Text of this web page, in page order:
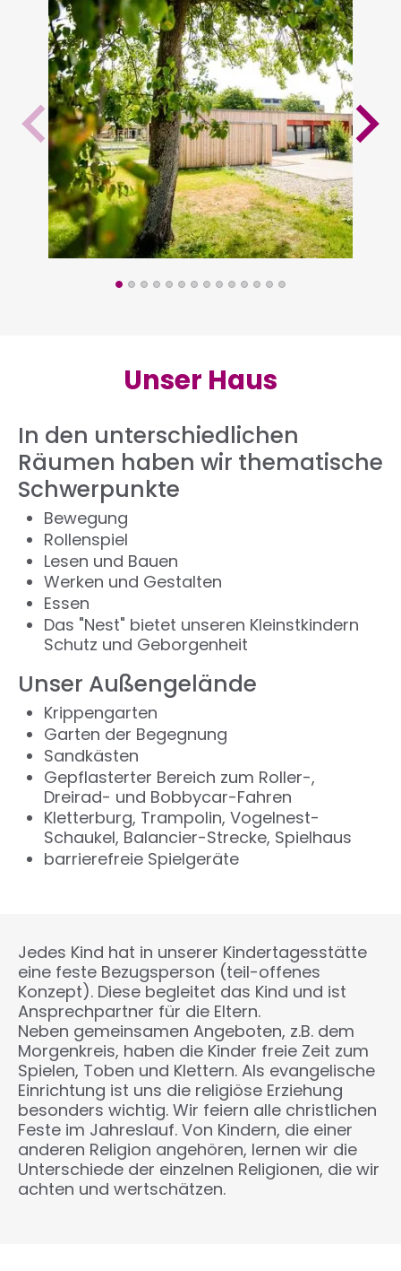
Unser Haus
In den unterschiedlichen
Räumen haben wir thematische
Schwerpunkte
Bewegung
Rollenspiel
Lesen und Bauen
Werken und Gestalten
Essen
Das "Nest" bietet unseren Kleinstkindern
Schutz und Geborgenheit
Unser Außengelände
Krippengarten
Garten der Begegnung
Sandkästen
Gepflasterter Bereich zum Roller-,
Dreirad- und Bobbycar-Fahren
Kletterburg, Trampolin, Vogelnest-
Schaukel, Balancier-Strecke, Spielhaus
barrierefreie Spielgeräte
Jedes Kind hat in unserer Kindertagesstätte
eine feste Bezugsperson (teil-offenes
Konzept). Diese begleitet das Kind und ist
Ansprechpartner für die Eltern.
Neben gemeinsamen Angeboten, z.B. dem
Morgenkreis, haben die Kinder freie Zeit zum
Spielen, Toben und Klettern. Als evangelische
Einrichtung ist uns die religiöse Erziehung
besonders wichtig. Wir feiern alle christlichen
Feste im Jahreslauf. Von Kindern, die einer
anderen Religion angehören, lernen wir die
Unterschiede der einzelnen Religionen, die wir
achten und wertschätzen.